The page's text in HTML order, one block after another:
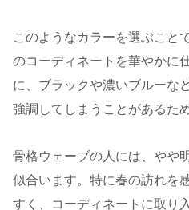
このようなカラーを選ぶこと
のコーディネートを華やかに
に、ブラックや濃いブルーな
強調してしまうことがあるた
骨格ウェーブの人には、やや
似合います。特に春の訪れを
すく、コーディネートに取り